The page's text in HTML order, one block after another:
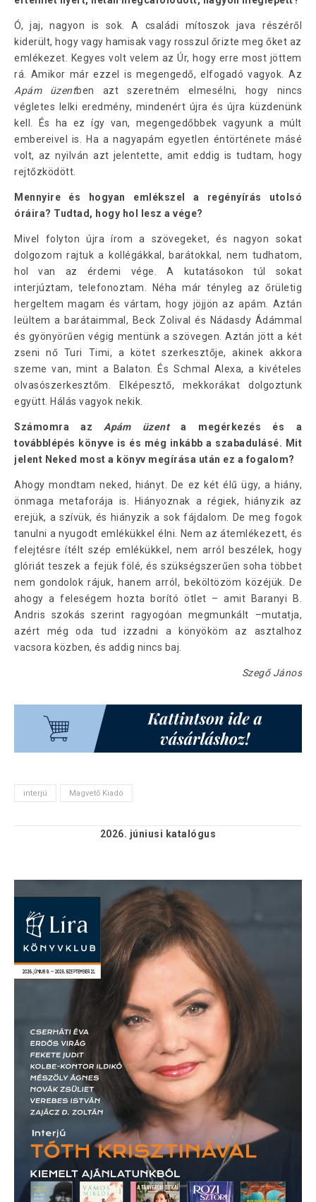
Ó, jaj, nagyon is sok. A családi mítoszok java részéről
kiderült, hogy vagy hamisak vagy rosszul őrizte meg őket az
emlékezet. Kegyes volt velem az Úr, hogy erre most jöttem
rá. Amikor már ezzel is megengedő, elfogadó vagyok. Az
Apám üzentben azt szeretném elmesélni, hogy nincs
végletes lelki eredmény, mindenért újra és újra küzdenünk
kell. És ha ez így van, megengedőbbek vagyunk a múlt
embereivel is. Ha a nagyapám egyetlen éntörténete másé
volt, az nyilván azt jelentette, amit eddig is tudtam, hogy
rejtőzködött.
Mennyire és hogyan emlékszel a regényírás utolsó
óráira? Tudtad, hogy hol lesz a vége?
Mivel folyton újra írom a szövegeket, és nagyon sokat
dolgozom rajtuk a kollégákkal, barátokkal, nem tudhatom,
hol van az érdemi vége. A kutatásokon túl sokat
interjúztam, telefonoztam. Néha már tényleg az őrületig
hergeltem magam és vártam, hogy jöjjön az apám. Aztán
leültem a barátaimmal, Beck Zolival és Nádasdy Ádámmal
és gyönyörűen végig mentünk a szövegen. Aztán jött a két
zseni nő Turi Timi, a kötet szerkesztője, akinek akkora
szeme van, mint a Balaton. És Schmal Alexa, a kivételes
olvasószerkesztőm. Elképesztő, mekkorákat dolgoztunk
együtt. Hálás vagyok nekik.
Számomra azApám üzenta megérkezés és a
továbblépés könyve is és még inkább a szabadulásé. Mit
jelent Neked most a könyv megírása után ez a fogalom?
Ahogy mondtam neked, hiányt. De ez két élű ügy, a hiány,
önmaga metaforája is. Hiányoznak a régiek, hiányzik az
erejük, a szívük, és hiányzik a sok fájdalom. De meg fogok
tanulni a nyugodt emlékükkel élni. Nem az átemlékezett, és
felejtésre ítélt szép emlékükkel, nem arról beszélek, hogy
glóriát teszek a fejük fölé, és szükségszerűen soha többet
nem gondolok rájuk, hanem arról, beköltözöm közéjük. De
ahogy a feleségem hozta borító ötlet – amit Baranyi B.
Andris szokás szerint ragyogóan megmunkált –mutatja,
azért még oda tud izzadni a könyököm az asztalhoz
vacsora közben, és addig nincs baj.
Szegő János
interjú Magvető Kiadó
2026. júniusi katalógus